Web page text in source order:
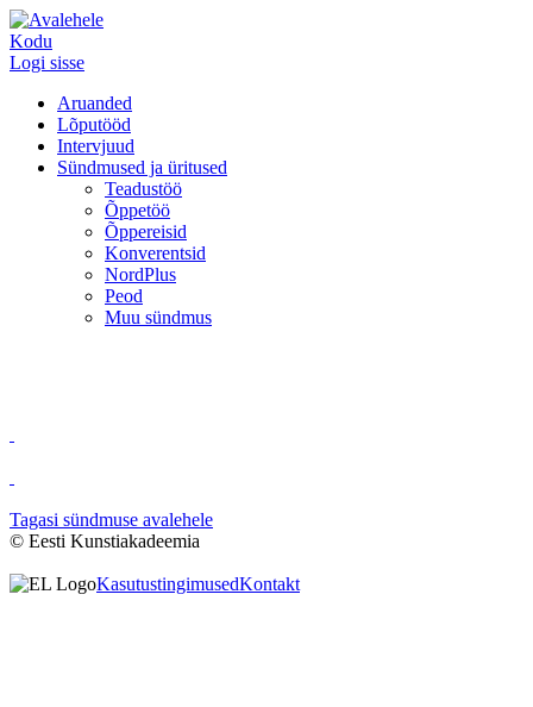
Kodu
Logi sisse
Aruanded
Lõputööd
Intervjuud
Sündmused ja üritused
Teadustöö
Õppetöö
Õppereisid
Konverentsid
NordPlus
Peod
Muu sündmus
Tagasi sündmuse avalehele
© Eesti Kunstiakadeemia
KasutustingimusedKontakt